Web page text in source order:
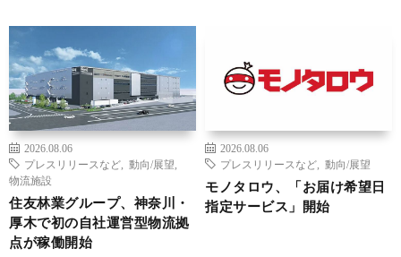
2026.08.06
プレスリリースなど
動向/展望
物流施設
住友林業グループ、神奈川・
厚木で初の自社運営型物流拠
点が稼働開始
2026.08.06
プレスリリースなど
動向/展望
モノタロウ、「お届け希望日
指定サービス」開始